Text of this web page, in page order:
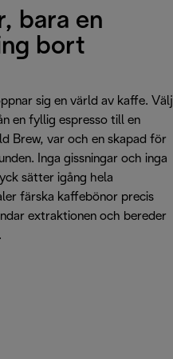
bara en
bort
sig en värld av kaffe. Välj
en fyllig espresso till en
Brew, var och en skapad för
Inga gissningar och inga
sätter igång hela
färska kaffebönor precis
extraktionen och bereder